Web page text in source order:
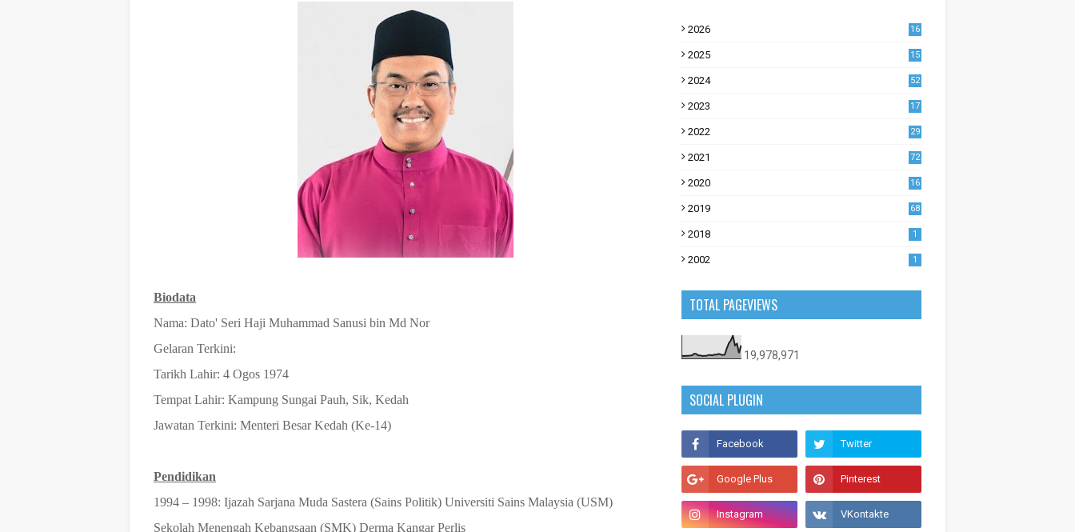
Biodata
Nama: Dato' Seri Haji Muhammad Sanusi bin Md Nor
Gelaran Terkini:
Tarikh Lahir: 4 Ogos 1974
Tempat Lahir: Kampung Sungai Pauh, Sik, Kedah
Jawatan Terkini: Menteri Besar Kedah (Ke-14)
Pendidikan
1994 – 1998: Ijazah Sarjana Muda Sastera (Sains Politik) Universiti Sains Malaysia (USM)
Sekolah Menengah Kebangsaan (SMK) Derma Kangar Perlis
2026 16
2025 15
2024 52
2023
17
2022
29
2021
72
2020
16
2019
68
2018 1
2002 1
TOTAL PAGEVIEWS
19,978,971
SOCIAL PLUGIN